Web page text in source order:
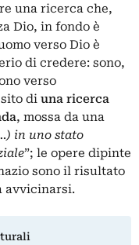
una ricerca che,
Dio, in fondo è
verso Dio è
di credere: sono,
verso
di una ricerca
, mossa da una
in uno stato
”; le opere dipinte
sono il risultato
avvicinarsi.